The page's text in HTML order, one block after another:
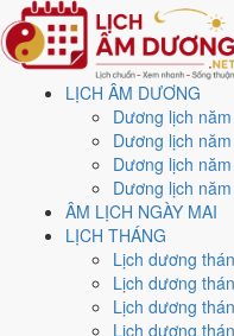
LỊCH ÂM DƯƠNG
Dương lịch
Dương lịch
Dương lịch
Dương lịch
ÂM LỊCH NGÀY MAI
LỊCH THÁNG
Lịch dương
Lịch dương
Lịch dương
Lịch dương
Trang chủ
Lịch năm 2012
Tháng 11/2012
Ngày 26/11/2012 (Tân
Xem ngày
dương lịch